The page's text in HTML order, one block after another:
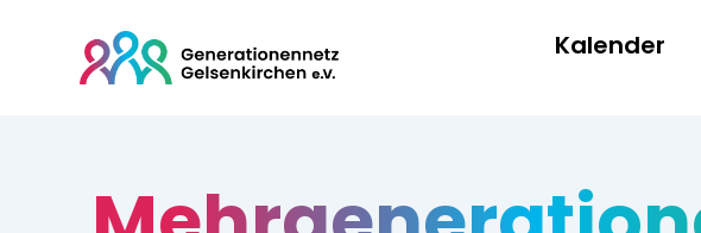
Kalender